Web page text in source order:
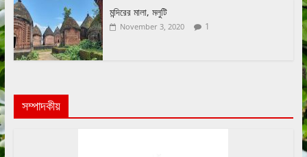
মন্দিরের মালা, মলুটি
November 3, 2020 1
সম্পাদকীয়